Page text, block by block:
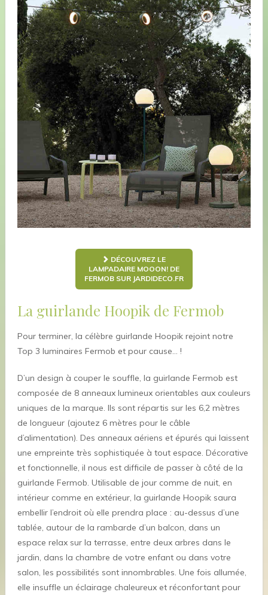
DÉCOUVREZ LE
LAMPADAIRE MOOON! DE
FERMOB SUR JARDIDECO.FR
La guirlande Hoopik de Fermob
Pour terminer, la célèbre guirlande Hoopik rejoint notre
Top 3 luminaires Fermob et pour cause… !
D’un design à couper le souffle, la guirlande Fermob est
composée de 8 anneaux lumineux orientables aux couleurs
uniques de la marque. Ils sont répartis sur les 6,2 mètres
de longueur (ajoutez 6 mètres pour le câble
d’alimentation). Des anneaux aériens et épurés qui laissent
une empreinte très sophistiquée à tout espace. Décorative
et fonctionnelle, il nous est difficile de passer à côté de la
guirlande Fermob. Utilisable de jour comme de nuit, en
intérieur comme en extérieur, la guirlande Hoopik saura
embellir l’endroit où elle prendra place : au-dessus d’une
tablée, autour de la rambarde d’un balcon, dans un
espace relax sur la terrasse, entre deux arbres dans le
jardin, dans la chambre de votre enfant ou dans votre
salon, les possibilités sont innombrables. Une fois allumée,
elle insuffle un éclairage chaleureux et réconfortant pour